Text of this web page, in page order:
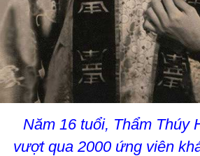
Năm 16 tuổi, Thẩm Thúy
vượt qua 2000 ứng viên